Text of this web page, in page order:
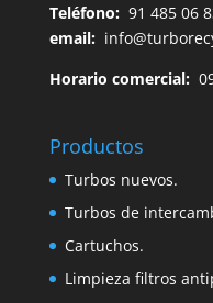
Teléfono: 91 485 06
email:
Horario comercial:
Productos
Turbos nuevos.
Turbos de
Cartuchos.
Limpieza filtros